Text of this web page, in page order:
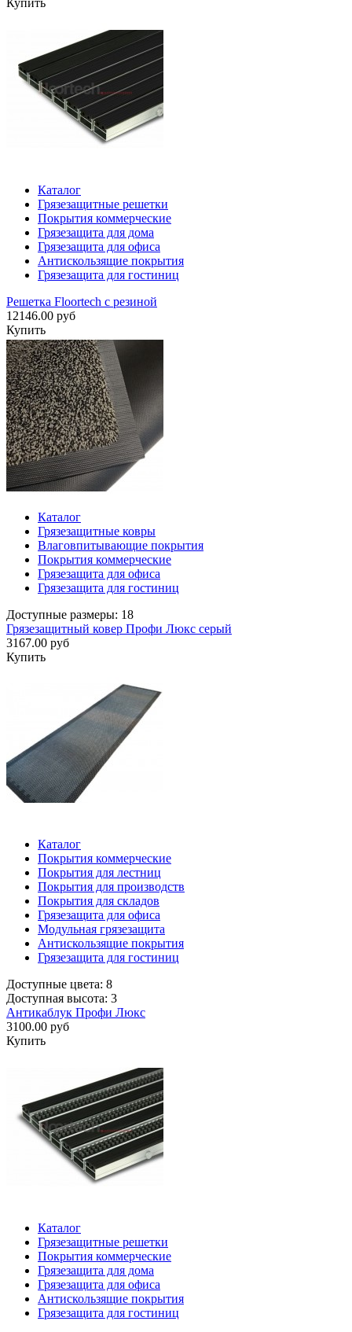
Купить
Каталог
Грязезащитные решетки
Покрытия коммерческие
Грязезащита для дома
Грязезащита для офиса
Антискользящие покрытия
Грязезащита для гостиниц
Решетка Floortech с резиной
12146.00 руб
Купить
Каталог
Грязезащитные ковры
Влаговпитывающие покрытия
Покрытия коммерческие
Грязезащита для офиса
Грязезащита для гостиниц
Доступные размеры: 18
Грязезащитный ковер Профи Люкс серый
3167.00 руб
Купить
Каталог
Покрытия коммерческие
Покрытия для лестниц
Покрытия для производств
Покрытия для складов
Грязезащита для офиса
Модульная грязезащита
Антискользящие покрытия
Грязезащита для гостиниц
Доступные цвета: 8
Доступная высота: 3
Антикаблук Профи Люкс
3100.00 руб
Купить
Каталог
Грязезащитные решетки
Покрытия коммерческие
Грязезащита для дома
Грязезащита для офиса
Антискользящие покрытия
Грязезащита для гостиниц